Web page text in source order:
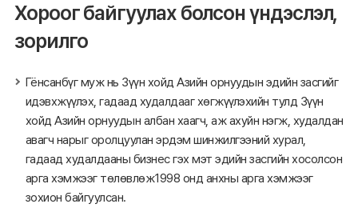
Хороог байгуулах болсон үндэслэл,
зорилго
Гёнсанбүг муж нь Зүүн хойд Азийн орнуудын эдийн засгийг
идэвхжүүлэх, гадаад худалдааг хөгжүүлэхийн тулд Зүүн
хойд Азийн орнуудын албан хаагч, аж ахуйн нэгж, худалдан
авагч нарыг оролцуулан эрдэм шинжилгээний хурал,
гадаад худалдааны бизнес гэх мэт эдийн засгийн хосолсон
арга хэмжээг төлөвлөж1998 онд анхны арга хэмжээг
зохион байгуулсан.